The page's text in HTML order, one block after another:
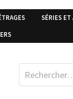
SÉRIES
Rechercher :